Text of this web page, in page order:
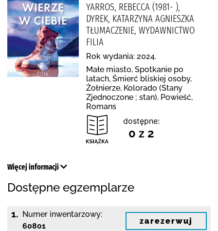
YARROS, REBECCA (1981- ),
DYREK, KATARZYNA AGNIESZKA
TŁUMACZENIE, WYDAWNICTWO
FILIA
Rok wydania: 2024.
Małe miasto, Spotkanie po
latach, Śmierć bliskiej osoby,
Żołnierze, Kolorado (Stany
Zjednoczone ; stan), Powieść,
Romans
dostępne:
0 z 2
Więcej informacji
Dostępne egzemplarze
1. Numer inwentarzowy:
60801
zarezerwuj